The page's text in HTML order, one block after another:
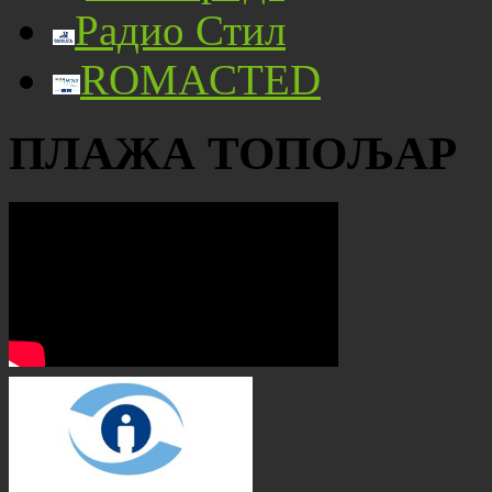
Радио Стил
ROMACTED
ПЛАЖА ТОПОЉАР